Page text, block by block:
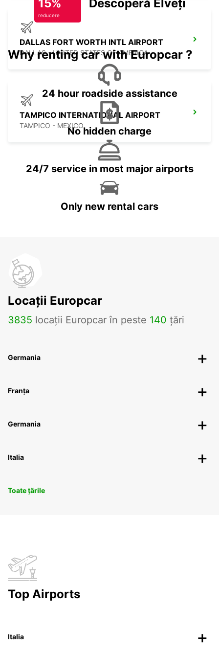
DALLAS FORT WORTH INTL AIRPORT
DALLAS - UNITED STATES OF AMERICA
TAMPICO INTERNATIONAL AIRPORT
TAMPICO - MEXICO
15%
reducere
Descoperă Elveția
Why renting car with Europcar ?
24 hour roadside assistance
No hidden charge
24/7 service in most major airports
Only new rental cars
Locații Europcar
3835 locații Europcar în peste 140 țări
Germania
Franța
Germania
Italia
Toate țările
Top Airports
Italia